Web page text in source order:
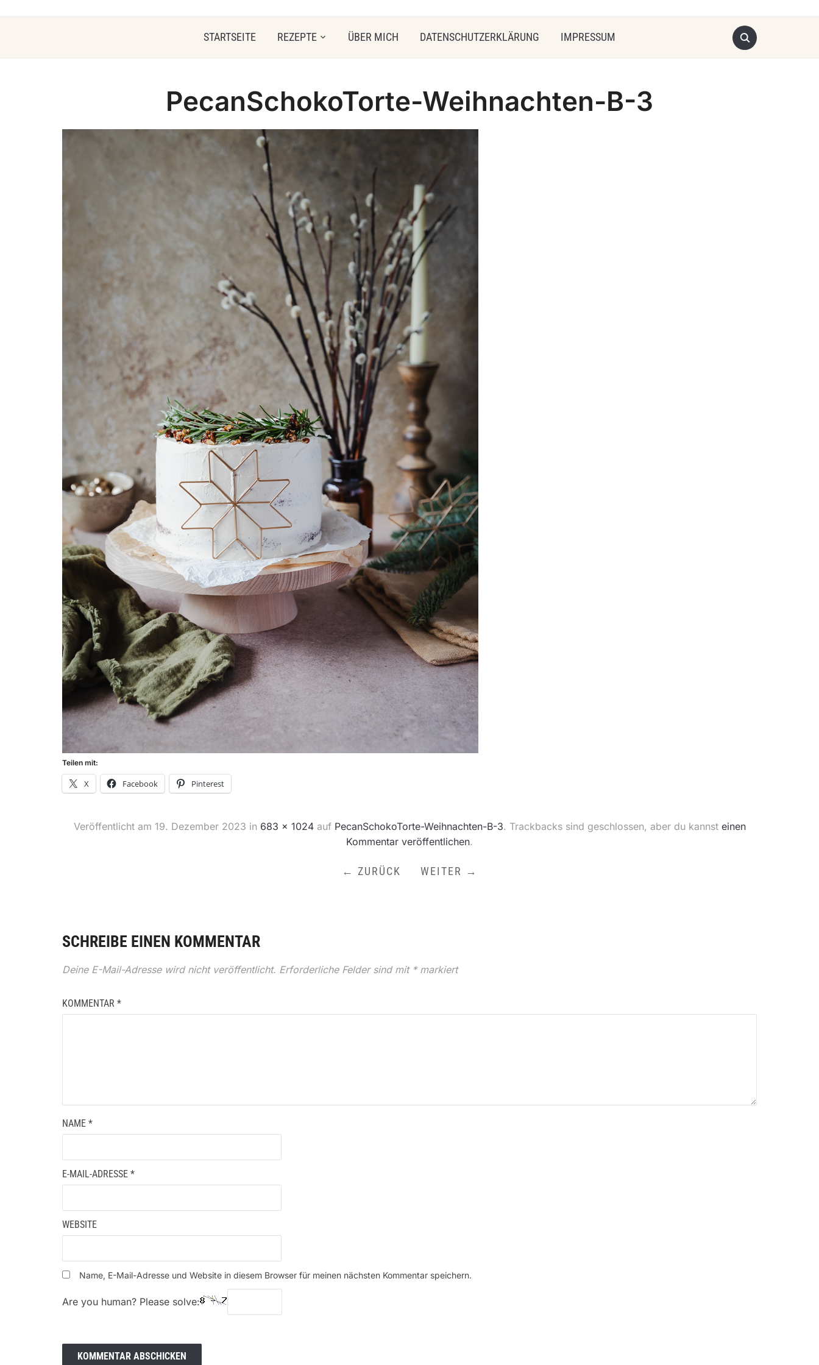
STARTSEITE REZEPTE ÜBER MICH DATENSCHUTZERKLÄRUNG IMPRESSUM
PecanSchokoTorte-Weihnachten-B-3
Teilen mit:
X Facebook Pinterest
Veröffentlicht am 19. Dezember 2023 in 683 × 1024auf PecanSchokoTorte-Weihnachten-B-3. Trackbacks sind geschlossen, aber du kannst einen
Kommentar veröffentlichen.
← ZURÜCK WEITER →
SCHREIBE EINEN KOMMENTAR
Deine E-Mail-Adresse wird nicht veröffentlicht. Erforderliche Felder sind mit *markiert
KOMMENTAR *
NAME *
E-MAIL-ADRESSE *
WEBSITE
Name, E-Mail-Adresse und Website in diesem Browser für meinen nächsten Kommentar speichern.
Are you human? Please solve: